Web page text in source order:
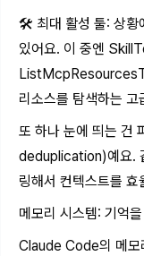
🛠 최대 활성 툴: 상황
있어요. 이 중엔
리소스를 탐색하는
또 하나 눈에 띄는 건
deduplication)예요.
링해서 컨텍스트를 효
메모리 시스템: 기억
Claude Code의 메모